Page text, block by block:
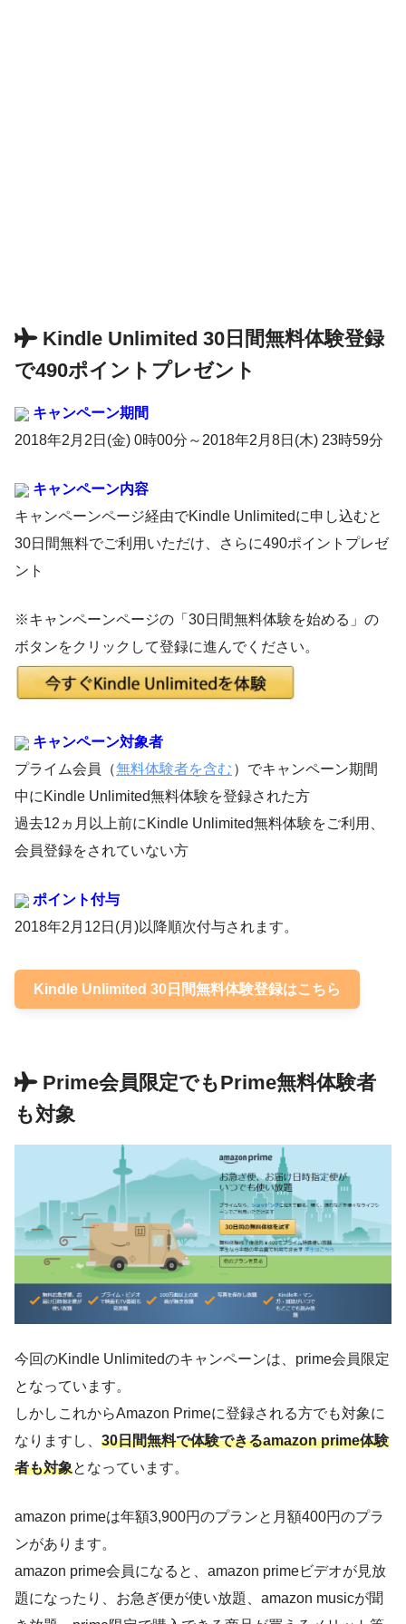
Kindle Unlimited 30日間無料体験登録
で490ポイントプレゼント
キャンペーン期間
2018年2月2日(金) 0時00分～2018年2月8日(木) 23時59分
キャンペーン内容
キャンペーンページ経由でKindle Unlimitedに申し込むと
30日間無料でご利用いただけ、さらに490ポイントプレゼ
ント
※キャンペーンページの「30日間無料体験を始める」の
ボタンをクリックして登録に進んでください。
キャンペーン対象者
プライム会員（無料体験者を含む ）でキャンペーン期間
中にKindle Unlimited無料体験を登録された方
過去12ヵ月以上前にKindle Unlimited無料体験をご利用、
会員登録をされていない方
ポイント付与
2018年2月12日(月)以降順次付与されます。
Kindle Unlimited 30日間無料体験登録はこちら
Prime会員限定でもPrime無料体験者
も対象
今回のKindle Unlimitedのキャンペーンは、prime会員限定
となっています。
しかしこれからAmazon Primeに登録される方でも対象に
なりますし、 30日間無料で体験できるamazon prime体験
者も対象となっています。
amazon primeは年額3,900円のプランと月額400円のプラ
ンがあります。
amazon prime会員になると、amazon primeビデオが見放
題になったり、お急ぎ便が使い放題、amazon musicが聞